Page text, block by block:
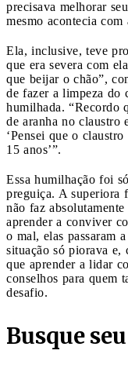
precisava melhorar
mesmo acontecia
Ela, inclusive, teve
que era severa com
que beijar o chão”,
de fazer a limpeza do
humilhada. “Recordo
de aranha no claustro
‘Pensei que o
15 anos’”.
Essa humilhação foi
preguiça. A superiora
não faz
aprender a conviver
o mal, elas passaram
situação só piorava e,
que aprender a lidar
conselhos para quem
desafio.
Busque